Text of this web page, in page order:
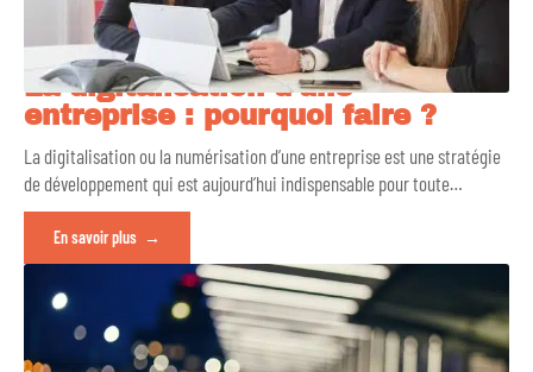
La digitalisation d’une
entreprise : pourquoi faire ?
La digitalisation ou la numérisation d’une entreprise est une stratégie
de développement qui est aujourd’hui indispensable pour toute…
En savoir plus